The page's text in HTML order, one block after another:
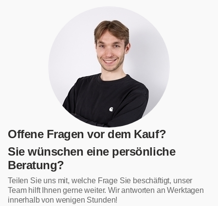
Offene Fragen vor dem Kauf?
Sie wünschen eine persönliche
Beratung?
Teilen Sie uns mit, welche Frage Sie beschäftigt, unser
Team hilft Ihnen gerne weiter. Wir antworten an Werktagen
innerhalb von wenigen Stunden!